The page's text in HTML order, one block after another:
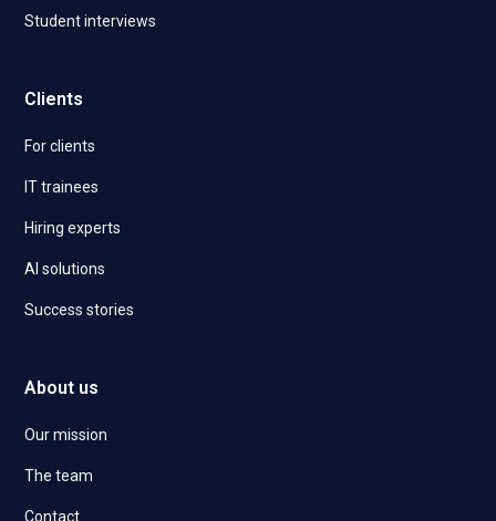
Student interviews
Clients
For clients
IT trainees
Hiring experts
AI solutions
Success stories
About us
Our mission
The team
Contact